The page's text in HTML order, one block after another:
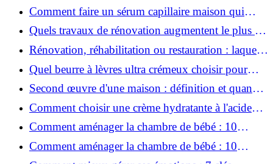
astuces faciles pas à pas
Comment faire un sérum capillaire maison qui
stimule réellement la pousse des cheveux ?
Quels travaux de rénovation augmentent le plus la
valeur d'une maison pour la revente ?
Rénovation, réhabilitation ou restauration : laquelle
convient le mieux à mon logement ?
Quel beurre à lèvres ultra crémeux choisir pour
lèvres sèches et gercées?
Second œuvre d'une maison : définition et quand
le réaliser
Comment choisir une crème hydratante à l'acide
hyaluronique et niacinamide ?
Comment aménager la chambre de bébé : 10
conseils sécurité, déco et rangement
Comment aménager la chambre de bébé : 10
conseils sécurité, déco et rangement